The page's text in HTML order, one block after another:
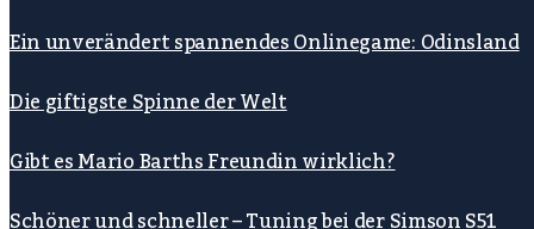
Ein unverändert spannendes Onlinegame: Odinsland
Die giftigste Spinne der Welt
Gibt es Mario Barths Freundin wirklich?